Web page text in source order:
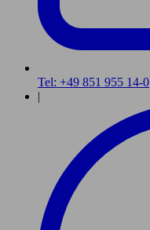
Tel: +49 851 955 14-0
|